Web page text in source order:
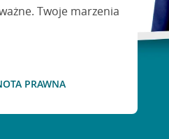
Twoje marzenia
PRAWNA